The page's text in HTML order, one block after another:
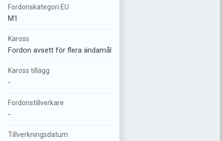
Fordonskategori EU
M1
Kaross
Fordon avsett för flera ändamål
Kaross tillägg
-
Fordonstillverkare
-
Tillverkningsdatum